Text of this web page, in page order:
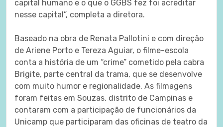
capital humano e o que o GGBS fez foi acreditar
nesse capital”, completa a diretora.
Baseado na obra de Renata Pallotini e com direção
de Ariene Porto e Tereza Aguiar, o filme-escola
conta a história de um “crime” cometido pela cabra
Brigite, parte central da trama, que se desenvolve
com muito humor e regionalidade. As filmagens
foram feitas em Souzas, distrito de Campinas e
contaram com a participação de funcionários da
Unicamp que participaram das oficinas de teatro da